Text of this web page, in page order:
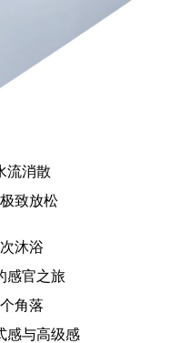
流消散
致放松
沐浴
感官之旅
角落
感与高级感